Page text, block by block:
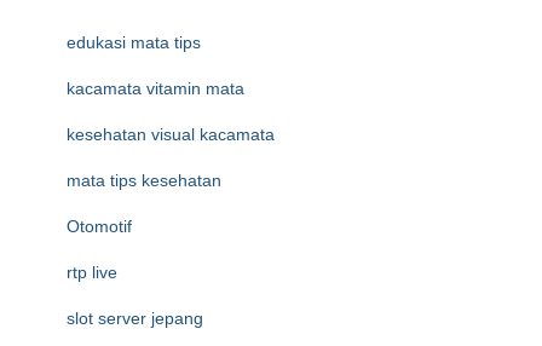
edukasi mata tips
kacamata vitamin mata
kesehatan visual kacamata
mata tips kesehatan
Otomotif
rtp live
slot server jepang